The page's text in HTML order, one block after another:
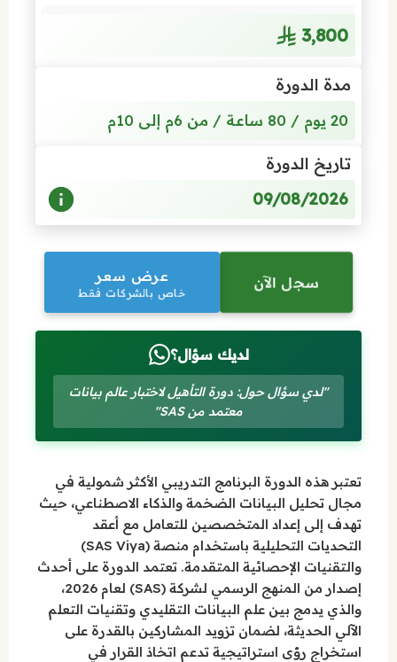
3٬800
مدة الدورة
20 يوم / 80 ساعة / من 6م إلى 10م
تاريخ الدورة
09/08/2026
سجل الآن عرض سعر
خاص بالشركات فقط
لديك سؤال؟
"لدي سؤال حول: دورة التأهيل لاختبار عالم بيانات
معتمد من SAS"
تعتبر هذه الدورة البرنامج التدريبي الأكثر شمولية في
مجال تحليل البيانات الضخمة والذكاء الاصطناعي، حيث
تهدف إلى إعداد المتخصصين للتعامل مع أعقد
التحديات التحليلية باستخدام منصة (SAS Viya)
والتقنيات الإحصائية المتقدمة. تعتمد الدورة على أحدث
إصدار من المنهج الرسمي لشركة (SAS) لعام 2026،
والذي يدمج بين علم البيانات التقليدي وتقنيات التعلم
الآلي الحديثة، لضمان تزويد المشاركين بالقدرة على
استخراج رؤى استراتيجية تدعم اتخاذ القرار في